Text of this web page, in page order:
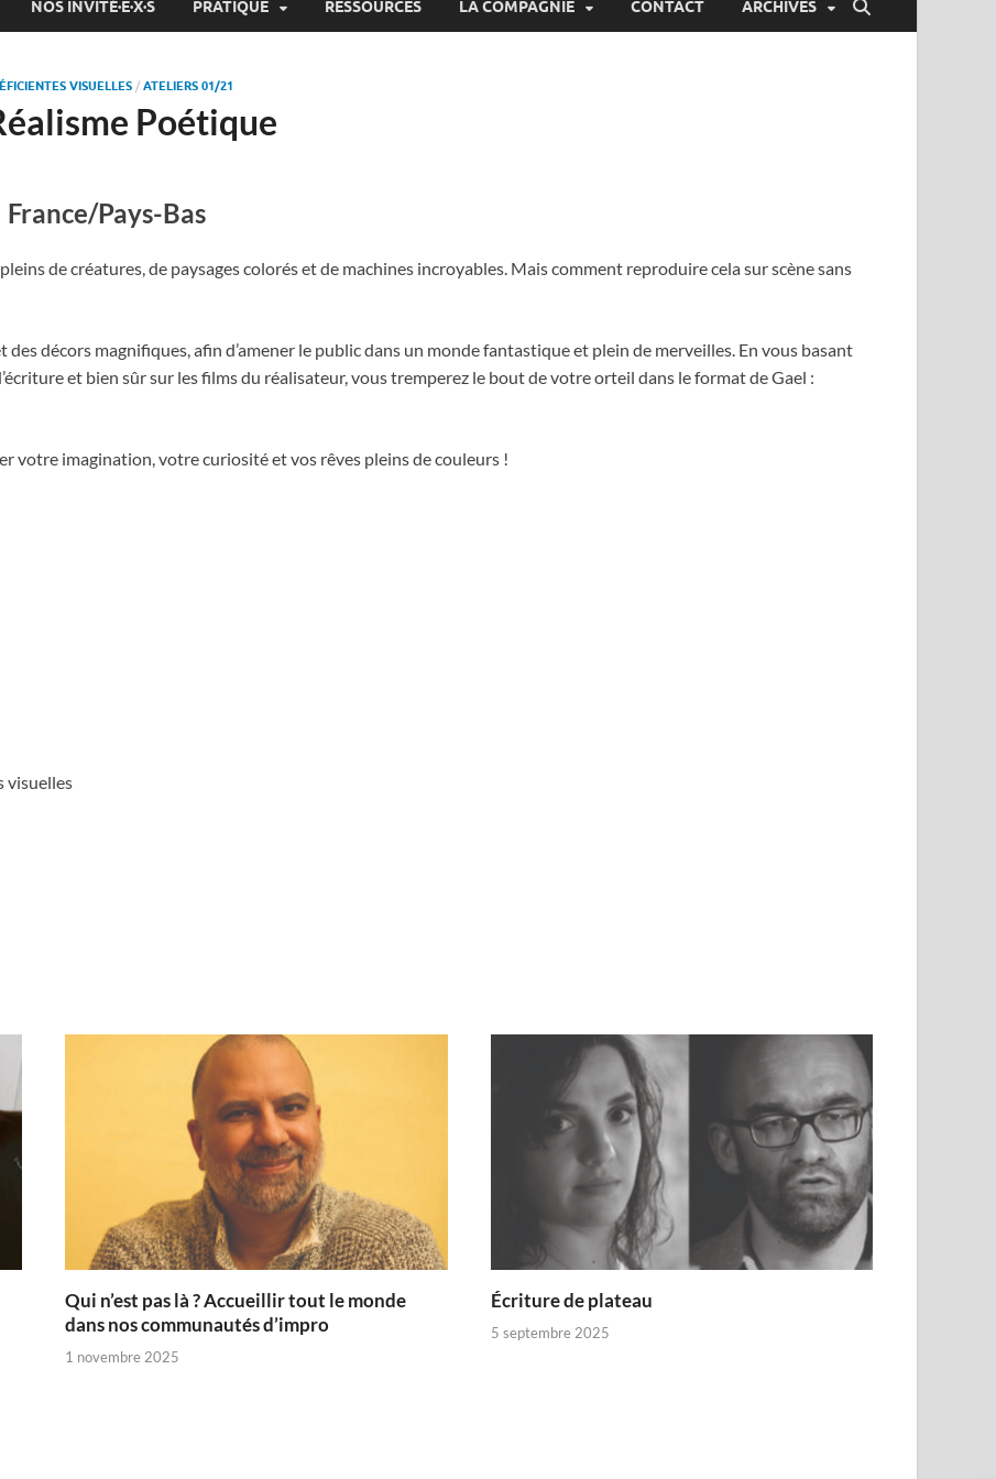
NOS INVITÉ·E·X·S PRATIQUE RESSOURCES LA COMPAGNIE CONTACT ARCHIVES
VISUELLES / ATELIERS 01/21
Poétique
France/Pays-Bas
de créatures, de paysages colorés et de machines incroyables. Mais comment reproduire cela sur scène sans
des décors magnifiques, afin d’amener le public dans un monde fantastique et plein de merveilles. En vous basant
et bien sûr sur les films du réalisateur, vous tremperez le bout de votre orteil dans le format de Gael :
votre imagination, votre curiosité et vos rêves pleins de couleurs !
visuelles
Qui n’est pas là ? Accueillir tout le monde
dans nos communautés d’impro
1 novembre 2025
Écriture de plateau
5 septembre 2025